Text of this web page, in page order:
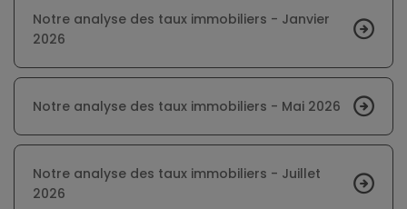
Notre analyse des taux immobiliers - Janvier
2026
Notre analyse des taux immobiliers - Mai 2026
Notre analyse des taux immobiliers - Juillet
2026